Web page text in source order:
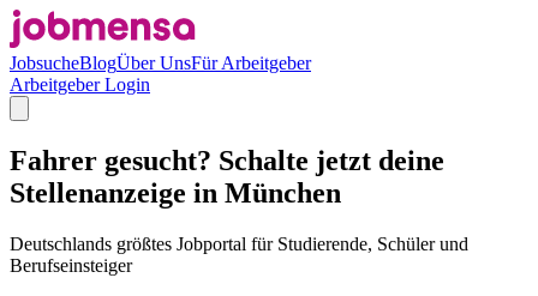
JobsucheBlogÜber UnsFür Arbeitgeber
Arbeitgeber Login
Fahrer gesucht? Schalte jetzt deine
Stellenanzeige in München
Deutschlands größtes Jobportal für Studierende, Schüler und
Berufseinsteiger